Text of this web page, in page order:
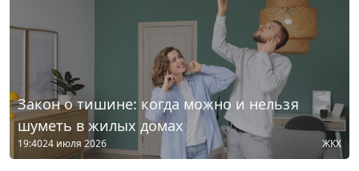
Закон о тишине: когда можно и нельзя
шуметь в жилых домах
19:4024 июля 2026 ЖКХ